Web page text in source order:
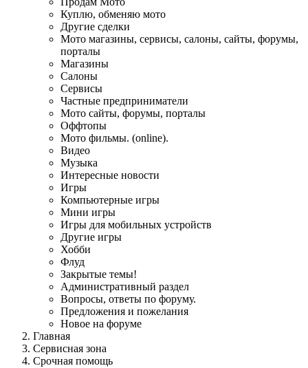
Куплю, обменяю мото
Другие сделки
Мото магазины, сервисы, салоны, сайты, форумы,
порталы
Магазины
Салоны
Сервисы
Частные предприниматели
Мото сайты, форумы, порталы
Оффтопы
Мото фильмы. (online).
Видео
Музыка
Интересные новости
Игры
Компьютерные игры
Мини игры
Игры для мобильных устройств
Другие игры
Хобби
Флуд
Закрытые темы!
Административный раздел
Вопросы, ответы по форуму.
Предложения и пожелания
Новое на форуме
Главная
Сервисная зона
Срочная помощь